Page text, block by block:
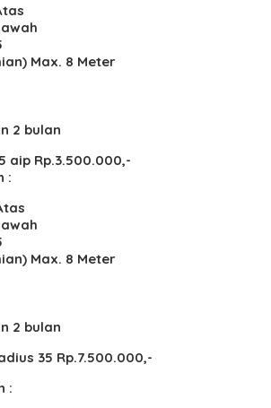
Max. 8 Meter
2 bulan
aip Rp.3.500.000,-
:
Max. 8 Meter
2 bulan
35 Rp.7.500.000,-
: